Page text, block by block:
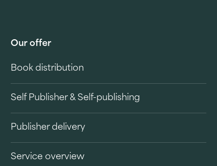
Our offer
Book distribution
Self Publisher & Self-publishing
Publisher delivery
Service overview